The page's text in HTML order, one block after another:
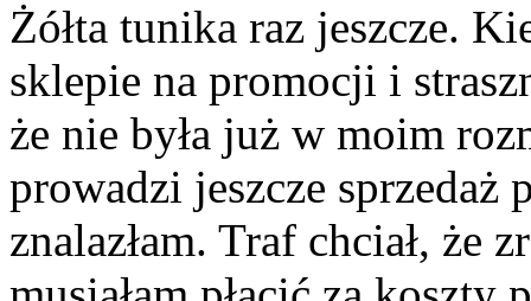
Żółta tunika raz jeszcze.
sklepie na promocji i
że nie była już w moim
prowadzi jeszcze
znalazłam. Traf chciał, że